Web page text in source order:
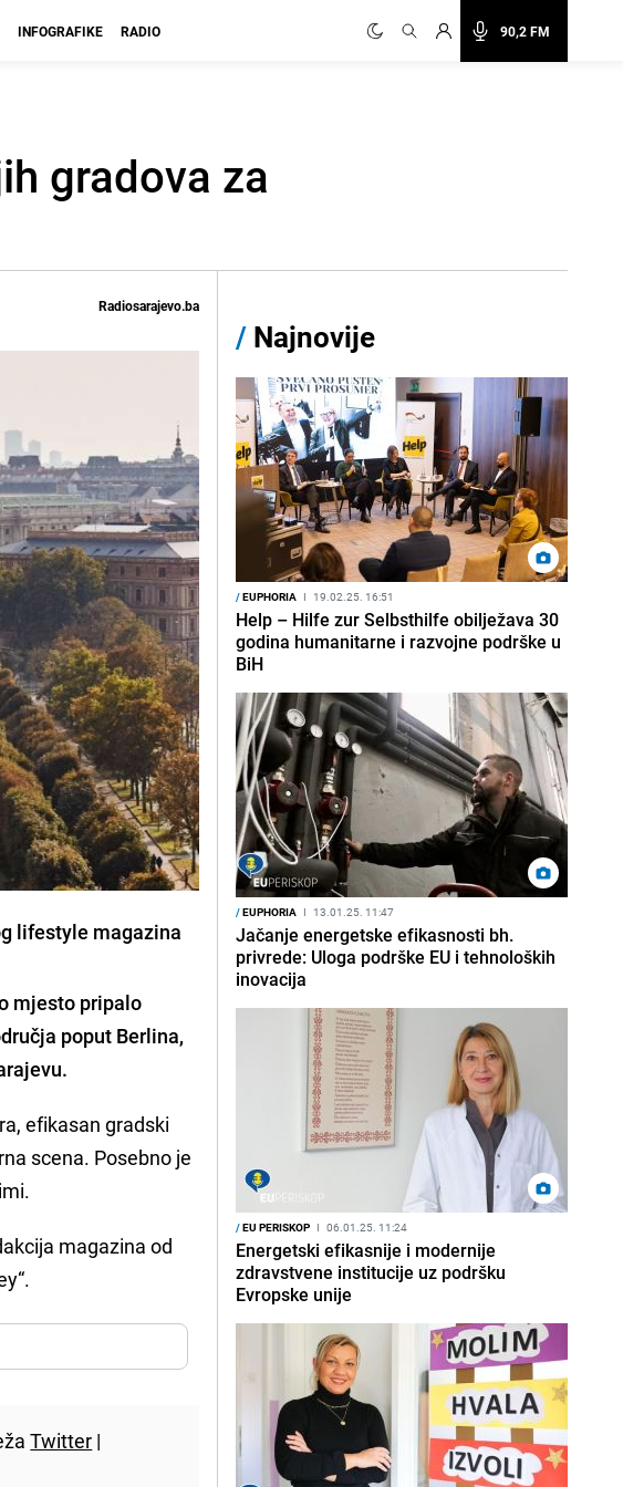
90,2 FM
INFOGRAFIKE RADIO
gradova za
Radiosarajevo.ba
lifestyle magazina
mjesto pripalo
poput Berlina,
efikasan gradski
scena. Posebno je
magazina od
Twitter |
/ Najnovije
/EUPHORIA I 19.02.25. 16:51
Help – Hilfe zur Selbsthilfe obilježava 30
godina humanitarne i razvojne podrške u
BiH
/EUPHORIA I 13.01.25. 11:47
Jačanje energetske efikasnosti bh.
privrede: Uloga podrške EU i tehnoloških
inovacija
/EU PERISKOP I 06.01.25. 11:24
Energetski efikasnije i modernije
zdravstvene institucije uz podršku
Evropske unije